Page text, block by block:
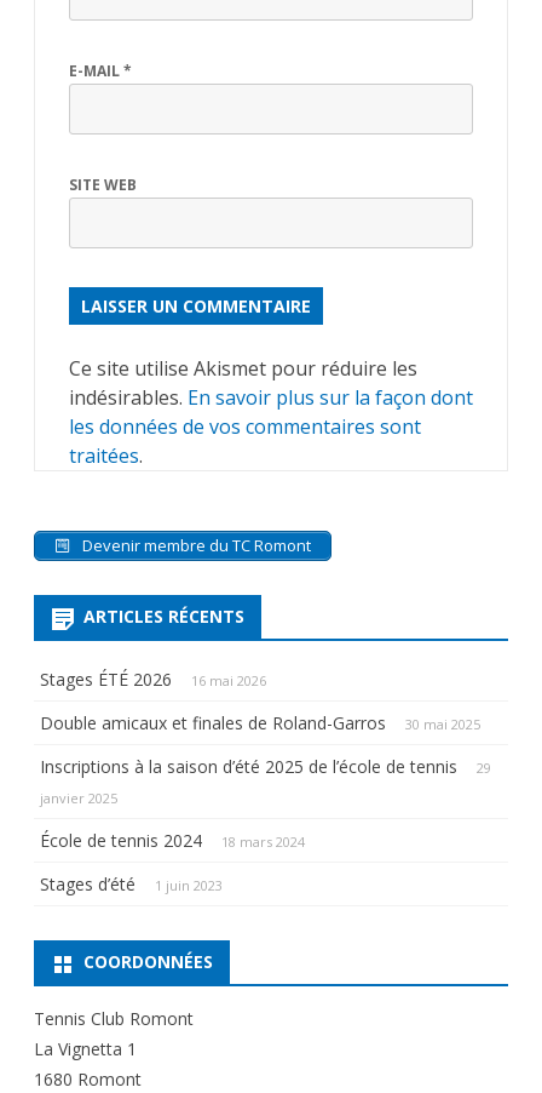
E-MAIL*
SITE WEB
Ce site utilise Akismet pour réduire les
indésirables. En savoir plus sur la façon dont
les données de vos commentaires sont
traitées.
Devenir membre du TC Romont
ARTICLES RÉCENTS
Stages ÉTÉ 2026 16 mai 2026
Double amicaux et finales de Roland-Garros 30 mai 2025
Inscriptions à la saison d’été 2025 de l’école de tennis
29
janvier 2025
École de tennis 2024 18 mars 2024
Stages d’été 1 juin 2023
COORDONNÉES
Tennis Club Romont
La Vignetta 1
1680 Romont